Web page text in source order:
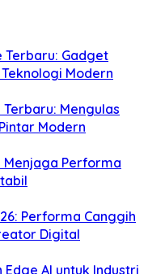
Terbaru: Gadget
Modern
Terbaru: Mengulas
Modern
Menjaga Performa
Performa Canggih
Digital
AI untuk Industri